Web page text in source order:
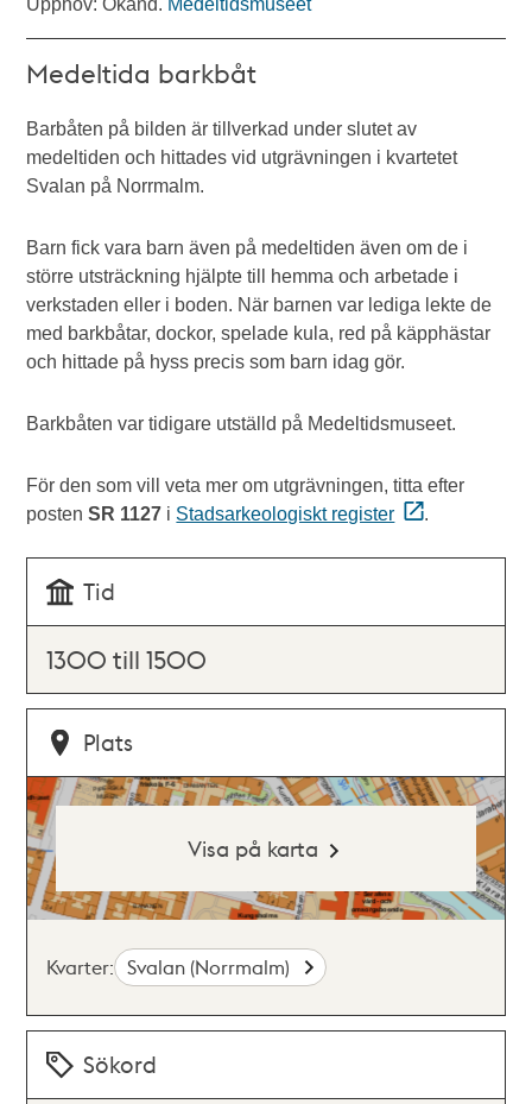
Upphov: Okänd. Medeltidsmuseet
Medeltida barkbåt
Barbåten på bilden är tillverkad under slutet av
medeltiden och hittades vid utgrävningen i kvartetet
Svalan på Norrmalm.
Barn fick vara barn även på medeltiden även om de i
större utsträckning hjälpte till hemma och arbetade i
verkstaden eller i boden. När barnen var lediga lekte de
med barkbåtar, dockor, spelade kula, red på käpphästar
och hittade på hyss precis som barn idag gör.
Barkbåten var tidigare utställd på Medeltidsmuseet.
För den som vill veta mer om utgrävningen, titta efter
postenSR 1127 i Stadsarkeologiskt register .
Tid
1300 till 1500
Plats
Visa på karta
Kvarter: Svalan (Norrmalm)
Sökord